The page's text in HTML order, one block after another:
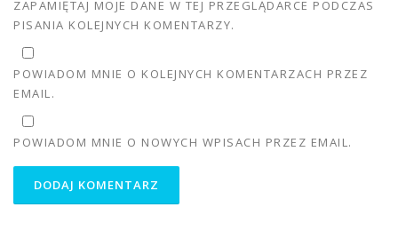
ZAPAMIĘTAJ MOJE DANE W TEJ PRZEGLĄDARCE PODCZAS
PISANIA KOLEJNYCH KOMENTARZY.
POWIADOM MNIE O KOLEJNYCH KOMENTARZACH PRZEZ
EMAIL.
POWIADOM MNIE O NOWYCH WPISACH PRZEZ EMAIL.